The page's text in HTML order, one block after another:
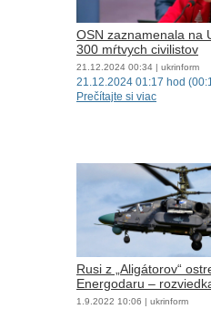
OSN zaznamenala na
300 mŕtvych civilistov
21.12.2024 00:34 | ukrinform
21.12.2024 01:17 hod
Prečítajte si viac
Rusi z „Aligátorov“
Energodaru –
1.9.2022 10:06 | ukrinform